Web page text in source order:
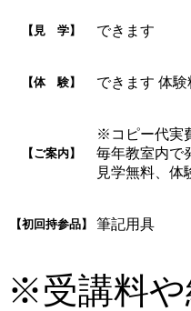
【見 学】 できます
【体 験】 できます 体
【ご案内】
※コピー代実
毎年教室内で
見学無料、体
【初回持参品】 筆記用具
※受講料や